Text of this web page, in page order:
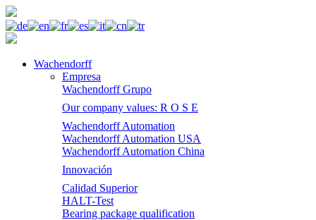
Wachendorff
Empresa
Wachendorff Grupo
Our company values: R O S E
Wachendorff Automation
Wachendorff Automation USA
Wachendorff Automation China
Innovación
Calidad Superior
HALT-Test
Bearing package qualification